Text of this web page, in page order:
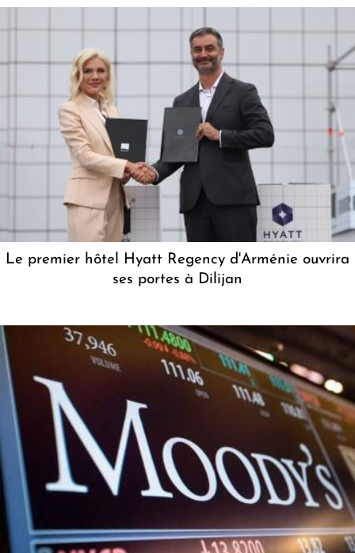
Le premier hôtel Hyatt Regency d'Arménie ouvrira
ses portes à Dilijan